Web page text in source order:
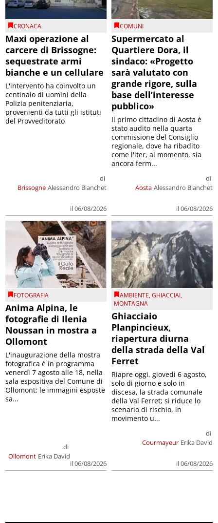
CRONACA
Maxi operazione al
carcere di Brissogne:
sequestrate armi
bianche e un cellulare
Brissogne
di
Alessandro Bianchet
il 06/08/2026
L'intervento ha coinvolto un
centinaio di uomini della
Polizia penitenziaria,
provenienti da tutti gli istituti
del Provveditorato
COMUNI
Supermercato al
Quartiere Dora, il
sindaco: «Progetto
sarà valutato con
grande rigore, sulla
base dell’interesse
pubblico»
Aosta
di
Alessandro Bianchet
il 06/08/2026
Il primo cittadino di Aosta è
stato audito nella quarta
commissione del Consiglio
regionale, dove ha ribadito
come l'iter, al momento, sia
ancora ferm...
FOTOGRAFIA
Anima Alpina, le
fotografie di Ilenia
Noussan in mostra a
Ollomont
Ollomont
di
Erika David
il 06/08/2026
L'inaugurazione della mostra
fotografica è in programma
venerdì 7 agosto alle 18, nella
sala espositiva del Comune di
Ollomont; le immagini esposte
sa...
AMBIENTE,GHIACCIAI,
MONTAGNA
Ghiacciaio
Planpincieux,
riapertura diurna
della strada della Val
Ferret
Courmayeur
di
Erika David
il 06/08/2026
Riapre oggi, giovedì 6 agosto,
solo di giorno e solo in
discesa, la strada comunale
della Val Ferret; si riduce lo
scenario di rischio, in
movimento u...